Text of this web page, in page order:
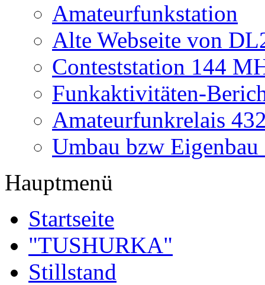
Amateurfunkstation
Alte Webseite von
Conteststation 144
Funkaktivitäten-
Amateurfunkrelais
Umbau bzw
Hauptmenü
Startseite
"TUSHURKA"
Stillstand